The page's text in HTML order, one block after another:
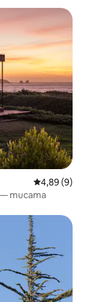
4,89 de uma
4,89 (9)
mucama